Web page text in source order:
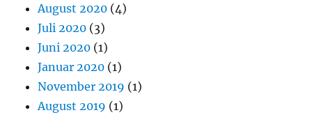
August 2020 (4)
Juli 2020 (3)
Juni 2020 (1)
Januar 2020 (1)
November 2019 (1)
August 2019 (1)